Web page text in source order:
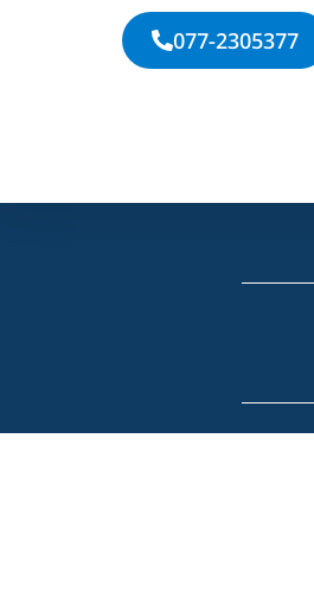
077-2305377